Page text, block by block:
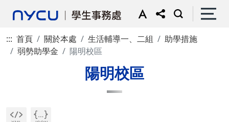
::: 首頁 關於本處 生活輔導一、二組
助學措施
弱勢助學金
陽明校區
陽明校區